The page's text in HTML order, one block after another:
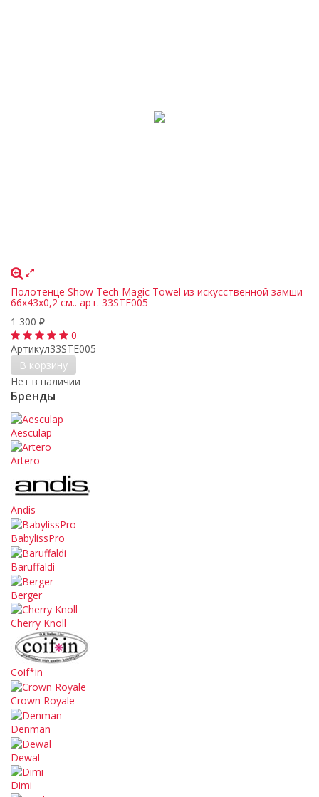
Полотенце Show Tech Magic Towel из искусственной замши
66х43х0,2 см.. арт. 33STE005
1 300 ₽
0
Артикул33STE005
В корзину
Нет в наличии
Бренды
Aesculap
Artero
Andis
BabylissPro
Baruffaldi
Berger
Cherry Knoll
Coif*in
Crown Royale
Denman
Dewal
Dimi